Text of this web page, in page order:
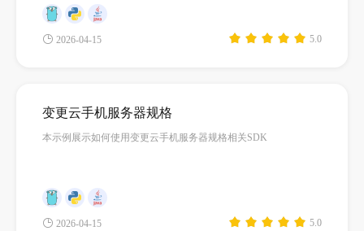
2026-04-15 5.0
变更云手机服务器规格
本示例展示如何使用变更云手机服务器规格相关SDK
2026-04-15 5.0